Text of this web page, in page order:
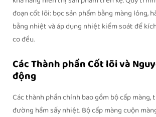
đoạn cốt lõi: bọc sản phẩm bằng màng lỏng,
bằng nhiệt và áp dụng nhiệt kiểm soát để
co đều.
Các Thành phần Cốt lõi và
động
Các thành phần chính bao gồm bộ cấp màng,
đường hầm sấy nhiệt. Bộ cấp màng cuộn